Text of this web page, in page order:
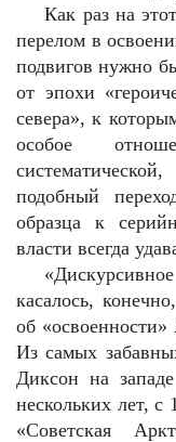
Как раз на
перелом в
подвигов нужно
от эпохи
севера», к
особое
подобный
образца к
власти всегда
касалось,
об
Из самых
Диксон на
нескольких лет,
«Советская